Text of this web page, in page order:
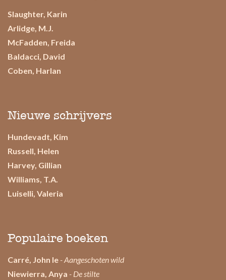
Slaughter, Karin
Arlidge, M.J.
McFadden, Freida
Baldacci, David
Coben, Harlan
Nieuwe schrijvers
Hundevadt, Kim
Russell, Helen
Harvey, Gillian
Williams, T.A.
Luiselli, Valeria
Populaire boeken
Carré, John le - Aangeschoten wild
Niewierra, Anya - De stilte